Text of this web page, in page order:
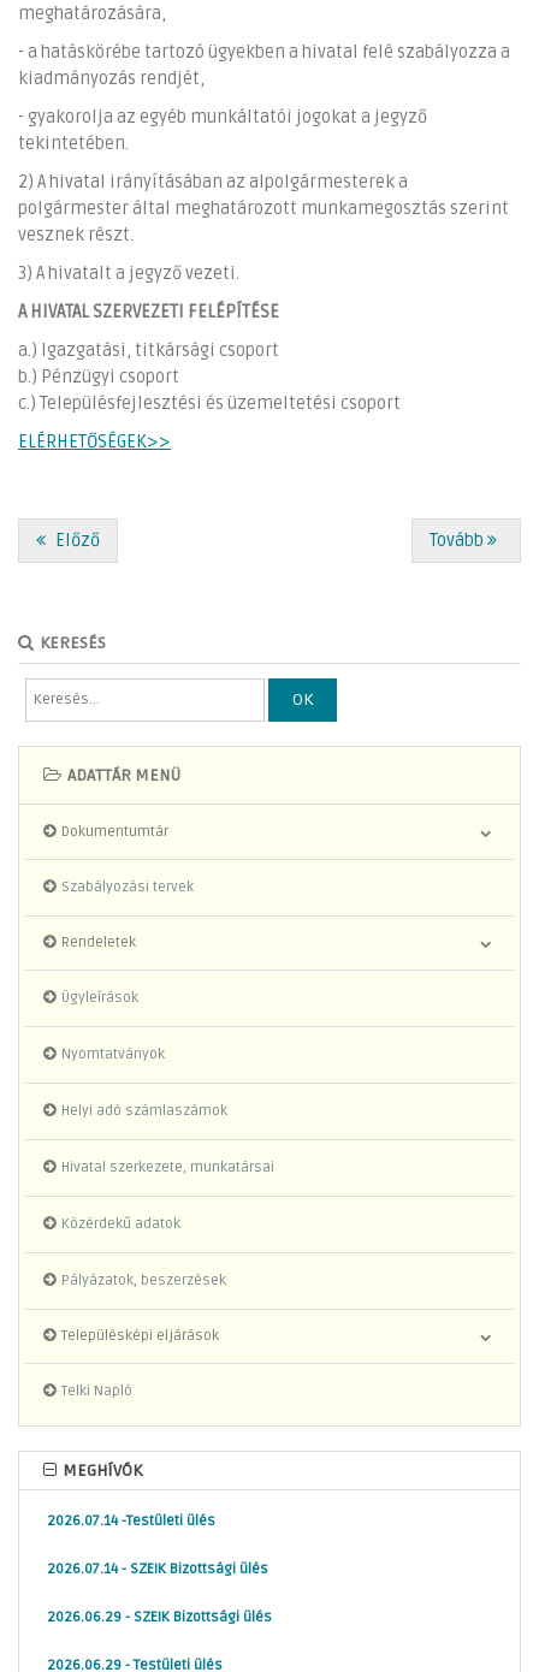
meghatározására,
- a hatáskörébe tartozó ügyekben a hivatal felé szabályozza a
kiadmányozás rendjét,
- gyakorolja az egyéb munkáltatói jogokat a jegyző
tekintetében.
2) A hivatal irányításában az alpolgármesterek a
polgármester által meghatározott munkamegosztás szerint
vesznek részt.
3) A hivatalt a jegyző vezeti.
A HIVATAL SZERVEZETI FELÉPÍTÉSE
a.) Igazgatási, titkársági csoport
b.) Pénzügyi csoport
c.) Településfejlesztési és üzemeltetési csoport
ELÉRHETŐSÉGEK>>
Előző Tovább
KERESÉS
OK
ADATTÁR MENÜ
Dokumentumtár
Szabályozási tervek
Rendeletek
Ügyleírások
Nyomtatványok
Helyi adó számlaszámok
Hivatal szerkezete, munkatársai
Közérdekű adatok
Pályázatok, beszerzések
Településképi eljárások
Telki Napló
MEGHÍVÓK
2026.07.14 -Testületi ülés
2026.07.14 - SZEIK Bizottsági ülés
2026.06.29 - SZEIK Bizottsági ülés
2026.06.29 - Testületi ülés